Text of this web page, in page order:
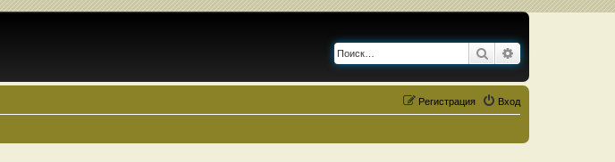
Поиск
Вход
Регистрация